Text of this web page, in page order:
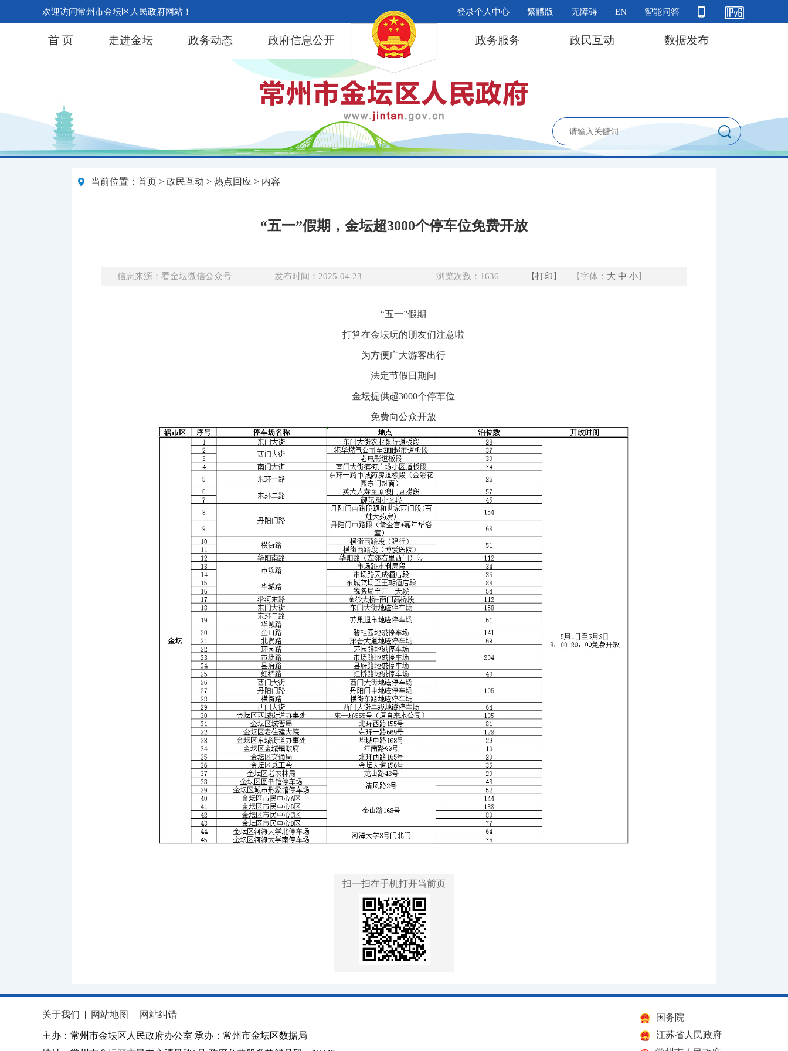
欢迎访问常州市金坛区人民政府网站！ 登录个人中心 繁體版 无障碍 EN 智能问答
首 页 走进金坛 政务动态 政府信息公开 政务服务 政民互动 数据发布
当前位置： 首页 > 政民互动 > 热点回应 > 内容
“五一”假期，金坛超3000个停车位免费开放
信息来源：看金坛微信公众号 发布时间：2025-04-23 浏览次数： 1636 【打印】 【字体： 大 中 小】
“五一”假期
打算在金坛玩的朋友们注意啦
为方便广大游客出行
法定节假日期间
金坛提供超3000个停车位
免费向公众开放
扫一扫在手机打开当前页
关于我们 | 网站地图 | 网站纠错
主办：常州市金坛区人民政府办公室 承办：常州市金坛区数据局
国务院
江苏省人民政府